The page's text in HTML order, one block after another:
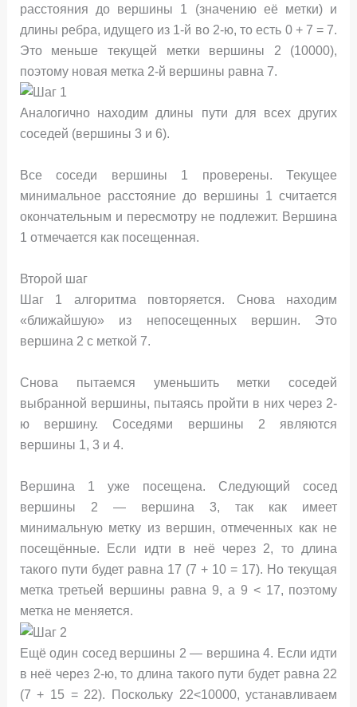
расстояния до вершины 1 (значению её метки) и
длины ребра, идущего из 1-й во 2-ю, то есть 0 + 7 = 7.
Это меньше текущей метки вершины 2 (10000),
поэтому новая метка 2-й вершины равна 7.
Аналогично находим длины пути для всех других
соседей (вершины 3 и 6).
Все соседи вершины 1 проверены. Текущее
минимальное расстояние до вершины 1 считается
окончательным и пересмотру не подлежит. Вершина
1 отмечается как посещенная.
Второй шаг
Шаг 1 алгоритма повторяется. Снова находим
«ближайшую» из непосещенных вершин. Это
вершина 2 с меткой 7.
Снова пытаемся уменьшить метки соседей
выбранной вершины, пытаясь пройти в них через 2-
ю вершину. Соседями вершины 2 являются
вершины 1, 3 и 4.
Вершина 1 уже посещена. Следующий сосед
вершины 2 — вершина 3, так как имеет
минимальную метку из вершин, отмеченных как не
посещённые. Если идти в неё через 2, то длина
такого пути будет равна 17 (7 + 10 = 17). Но текущая
метка третьей вершины равна 9, а 9 < 17, поэтому
метка не меняется.
Ещё один сосед вершины 2 — вершина 4. Если идти
в неё через 2-ю, то длина такого пути будет равна 22
(7 + 15 = 22). Поскольку 22<10000, устанавливаем